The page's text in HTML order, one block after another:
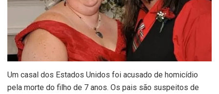
Um casal dos Estados Unidos foi acusado de homicídio
pela morte do filho de 7 anos. Os pais são suspeitos de